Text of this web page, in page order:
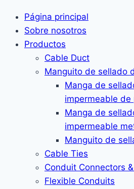
Página principal
Sobre nosotros
Productos
Cable Duct
Manguito de sellado
Manga de
impermeable de
Manga de
impermeable
Manguito de
Cable Ties
Conduit Connectors
Flexible Conduits